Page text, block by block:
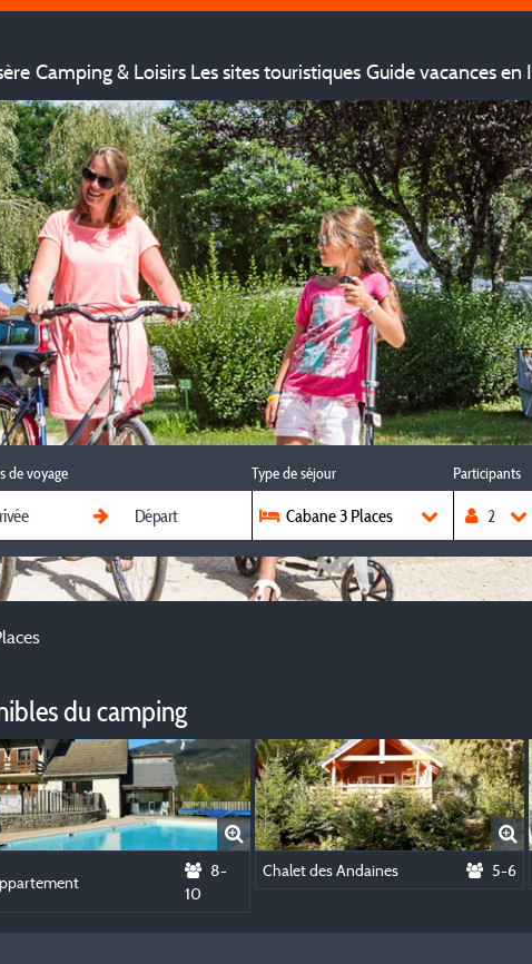
Camping & Loisirs Les sites touristiques Guide vacances en
de voyage Type de séjour
Cabane 3 Places
Participants
du camping
8-
10
Chalet des Andaines 5-6